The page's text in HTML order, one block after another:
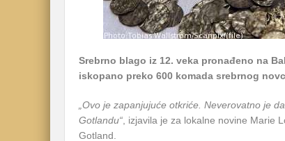
Srebrno blago iz 12. veka pronađeno na
iskopano preko 600 komada srebrnog
„Ovo je zapanjujuće otkriće. Neverovatno je
Gotlandu“ , izjavila je za lokalne novine Marie
Gotland.